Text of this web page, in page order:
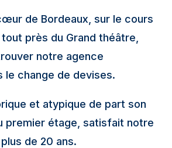
de Bordeaux, sur le cours
près du Grand théâtre,
notre agence
le change de devises.
et atypique de part son
premier étage, satisfait notre
de 20 ans.